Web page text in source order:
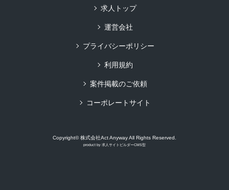
求人トップ
運営会社
プライバシーポリシー
利用規約
案件掲載のご依頼
コーポレートサイト
Copyright© 株式会社Act Anyway All Rights Reserved.
product by 求人サイトビルダーCMS型